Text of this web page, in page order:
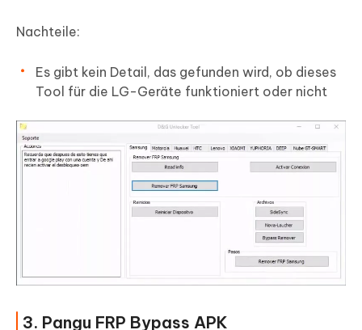
Nachteile:
Es gibt kein Detail, das gefunden wird, ob dieses
Tool für die LG-Geräte funktioniert oder nicht
3. Pangu FRP Bypass APK